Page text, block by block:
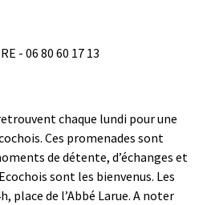
- 06 80 60 17 13
chaque lundi pour une
Ces promenades sont
de détente, d’échanges et
sont les bienvenus. Les
place de l’Abbé Larue. A noter